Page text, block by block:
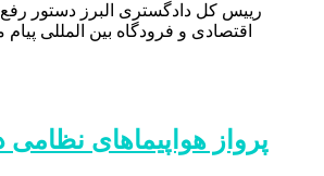
رییس کل دادگستری البرز دستور
اقتصادی و فرودگاه بین المللی پیام
پرواز هواپیماهای نظامی